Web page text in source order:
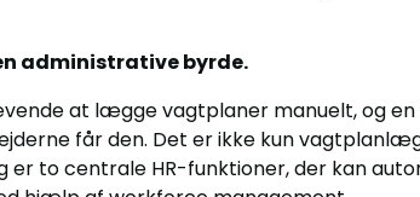
administrative byrde.
at lægge vagtplaner manuelt, og
får den. Det er ikke kun
to centrale HR-funktioner, der kan